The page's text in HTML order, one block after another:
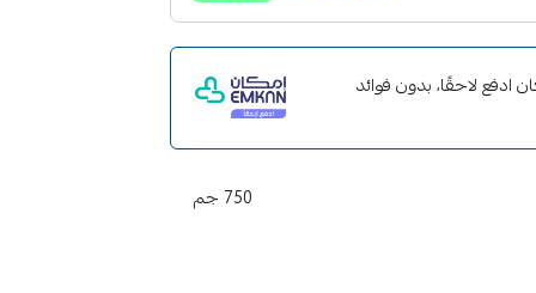
التجمد.
على سطح الطلاء
مع إمكان ادفع لاحقًا، بدون فوائد
750 جم